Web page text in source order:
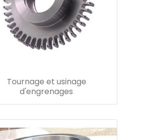
Tournage et usinage
d'engrenages